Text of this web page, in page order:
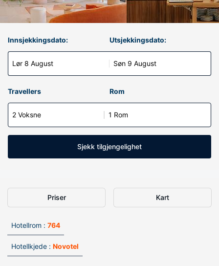
Innsjekkingsdato:
Lør 8 August
Utsjekkingsdato:
Søn 9 August
Travellers Rom
2 Voksne 1 Rom
Sjekk tilgjengelighet
Priser Kart
Hotellrom : 764
Hotellkjede : Novotel